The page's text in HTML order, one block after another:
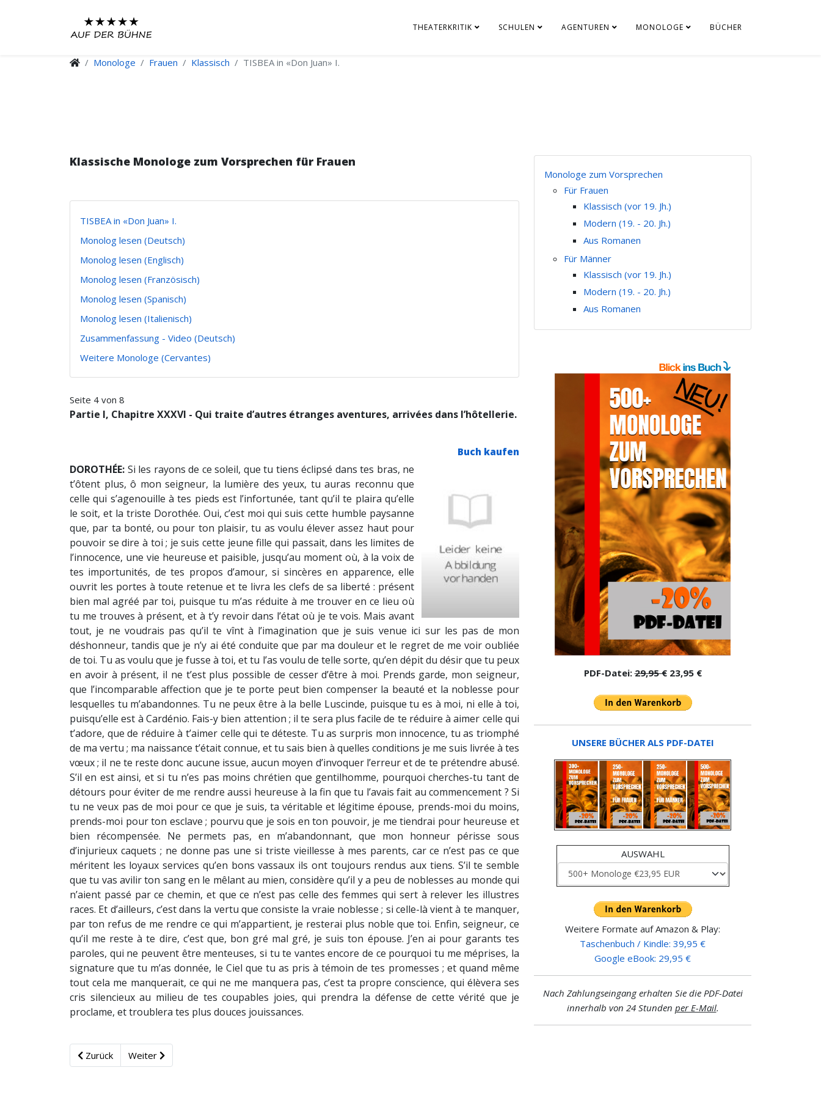
THEATERKRITIK SCHULEN AGENTUREN MONOLOGE BÜCHER
Monologe Frauen Klassisch TISBEA in «Don Juan» I.
Klassische Monologe zum Vorsprechen für Frauen
TISBEA in «Don Juan» I.
Monolog lesen (Deutsch)
Monolog lesen (Englisch)
Monolog lesen (Französisch)
Monolog lesen (Spanisch)
Monolog lesen (Italienisch)
Zusammenfassung - Video (Deutsch)
Weitere Monologe (Cervantes)
Seite 4 von 8
Partie I, Chapitre XXXVI - Qui traite d’autres étranges aventures, arrivées dans l’hôtellerie.
Buch kaufen
DOROTHÉE: Si les rayons de ce soleil, que tu tiens éclipsé dans tes bras, ne
t’ôtent plus, ô mon seigneur, la lumière des yeux, tu auras reconnu que
celle qui s’agenouille à tes pieds est l’infortunée, tant qu’il te plaira qu’elle
le soit, et la triste Dorothée. Oui, c’est moi qui suis cette humble paysanne
que, par ta bonté, ou pour ton plaisir, tu as voulu élever assez haut pour
pouvoir se dire à toi ; je suis cette jeune fille qui passait, dans les limites de
l’innocence, une vie heureuse et paisible, jusqu’au moment où, à la voix de
tes importunités, de tes propos d’amour, si sincères en apparence, elle
ouvrit les portes à toute retenue et te livra les clefs de sa liberté : présent
bien mal agréé par toi, puisque tu m’as réduite à me trouver en ce lieu où
tu me trouves à présent, et à t’y revoir dans l’état où je te vois. Mais avant
tout, je ne voudrais pas qu’il te vînt à l’imagination que je suis venue ici sur les pas de mon
déshonneur, tandis que je n’y ai été conduite que par ma douleur et le regret de me voir oubliée
de toi. Tu as voulu que je fusse à toi, et tu l’as voulu de telle sorte, qu’en dépit du désir que tu peux
en avoir à présent, il ne t’est plus possible de cesser d’être à moi. Prends garde, mon seigneur,
que l’incomparable affection que je te porte peut bien compenser la beauté et la noblesse pour
lesquelles tu m’abandonnes. Tu ne peux être à la belle Luscinde, puisque tu es à moi, ni elle à toi,
puisqu’elle est à Cardénio. Fais-y bien attention ; il te sera plus facile de te réduire à aimer celle qui
t’adore, que de réduire à t’aimer celle qui te déteste. Tu as surpris mon innocence, tu as triomphé
de ma vertu ; ma naissance t’était connue, et tu sais bien à quelles conditions je me suis livrée à tes
vœux ; il ne te reste donc aucune issue, aucun moyen d’invoquer l’erreur et de te prétendre abusé.
S’il en est ainsi, et si tu n’es pas moins chrétien que gentilhomme, pourquoi cherches-tu tant de
détours pour éviter de me rendre aussi heureuse à la fin que tu l’avais fait au commencement ? Si
tu ne veux pas de moi pour ce que je suis, ta véritable et légitime épouse, prends-moi du moins,
prends-moi pour ton esclave ; pourvu que je sois en ton pouvoir, je me tiendrai pour heureuse et
bien récompensée. Ne permets pas, en m’abandonnant, que mon honneur périsse sous
d’injurieux caquets ; ne donne pas une si triste vieillesse à mes parents, car ce n’est pas ce que
méritent les loyaux services qu’en bons vassaux ils ont toujours rendus aux tiens. S’il te semble
que tu vas avilir ton sang en le mêlant au mien, considère qu’il y a peu de noblesses au monde qui
n’aient passé par ce chemin, et que ce n’est pas celle des femmes qui sert à relever les illustres
races. Et d’ailleurs, c’est dans la vertu que consiste la vraie noblesse ; si celle-là vient à te manquer,
par ton refus de me rendre ce qui m’appartient, je resterai plus noble que toi. Enfin, seigneur, ce
qu’il me reste à te dire, c’est que, bon gré mal gré, je suis ton épouse. J’en ai pour garants tes
paroles, qui ne peuvent être menteuses, si tu te vantes encore de ce pourquoi tu me méprises, la
signature que tu m’as donnée, le Ciel que tu as pris à témoin de tes promesses ; et quand même
tout cela me manquerait, ce qui ne me manquera pas, c’est ta propre conscience, qui élèvera ses
cris silencieux au milieu de tes coupables joies, qui prendra la défense de cette vérité que je
proclame, et troublera tes plus douces jouissances.
Zurück Weiter
Monologe zum Vorsprechen
Für Frauen
Klassisch (vor 19. Jh.)
Modern (19. - 20. Jh.)
Aus Romanen
Für Männer
Klassisch (vor 19. Jh.)
Modern (19. - 20. Jh.)
Aus Romanen
PDF-Datei:29,95 €23,95 €
UNSERE BÜCHER ALS PDF-DATEI
AUSWAHL
Weitere Formate auf Amazon & Play:
Taschenbuch / Kindle: 39,95 €
Google eBook: 29,95 €
Nach Zahlungseingang erhalten Sie die PDF-Datei
innerhalb von 24 Stunden per E-Mail.